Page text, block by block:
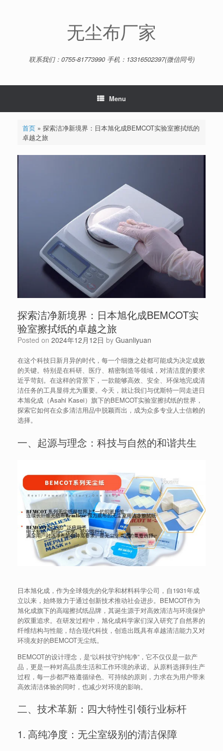
无尘布厂家
联系我们：0755-81773990 手机：13316502397(微信同号)
Menu
首页» 探索洁净新境界：日本旭化成BEMCOT实验室擦拭纸的
卓越之旅
探索洁净新境界：日本旭化成BEMCOT实
验室擦拭纸的卓越之旅
Posted on 2024年12月12日 by Guanliyuan
在这个科技日新月异的时代，每一个细微之处都可能成为决定成败
的关键。特别是在科研、医疗、精密制造等领域，对清洁度的要求
近乎苛刻。在这样的背景下，一款能够高效、安全、环保地完成清
洁任务的工具显得尤为重要。今天，就让我们与优斯特一同走进日
本旭化成（Asahi Kasei）旗下的BEMCOT实验室擦拭纸的世界，
探索它如何在众多清洁用品中脱颖而出，成为众多专业人士信赖的
选择。
一、起源与理念：科技与自然的和谐共生
日本旭化成，作为全球领先的化学和材料科学公司，自1931年成
立以来，始终致力于通过创新技术推动社会进步。BEMCOT作为
旭化成旗下的高端擦拭纸品牌，其诞生源于对高效清洁与环境保护
的双重追求。在研发过程中，旭化成科学家们深入研究了自然界的
纤维结构与性能，结合现代科技，创造出既具有卓越清洁能力又对
环境友好的BEMCOT无尘纸。
BEMCOT的设计理念，是“以科技守护纯净”，它不仅仅是一款产
品，更是一种对高品质生活和工作环境的承诺。从原料选择到生产
过程，每一步都严格遵循绿色、可持续的原则，力求在为用户带来
高效清洁体验的同时，也减少对环境的影响。
二、技术革新：四大特性引领行业标杆
1. 高纯净度：无尘室级别的清洁保障